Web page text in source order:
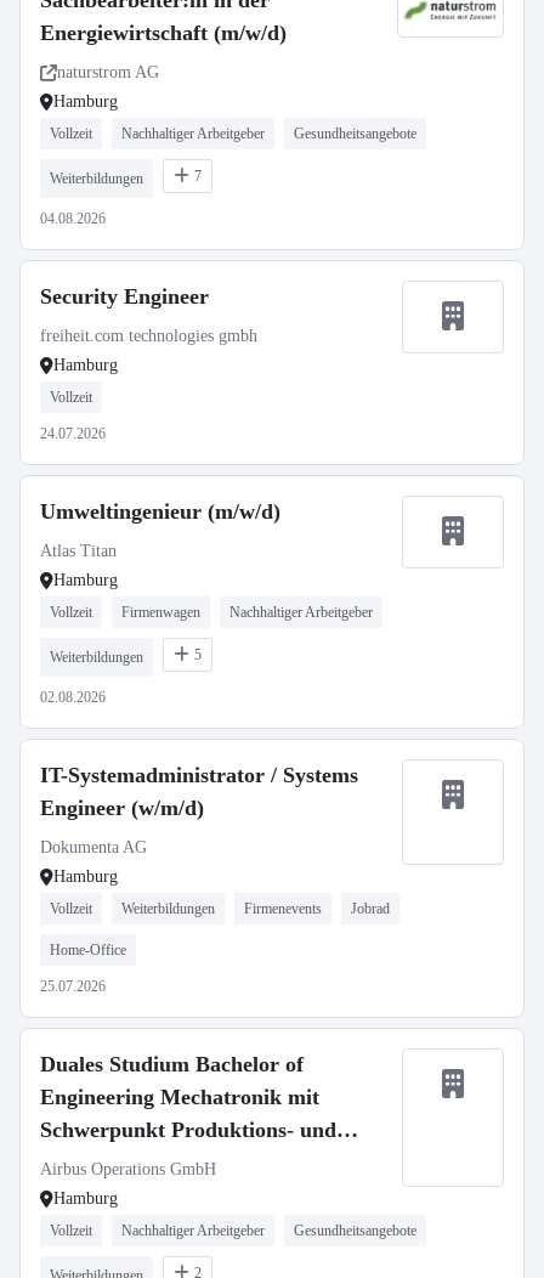
Energiewirtschaft (m/w/d)
naturstrom AG
Hamburg
Vollzeit Nachhaltiger Arbeitgeber Gesundheitsangebote
Weiterbildungen 7
04.08.2026
Security Engineer
freiheit.com technologies gmbh
Hamburg
Vollzeit
24.07.2026
Umweltingenieur (m/w/d)
Atlas Titan
Hamburg
Vollzeit Firmenwagen Nachhaltiger Arbeitgeber
Weiterbildungen 5
02.08.2026
IT-Systemadministrator / Systems
Engineer (w/m/d)
Dokumenta AG
Hamburg
Vollzeit Weiterbildungen Firmenevents Jobrad
Home-Office
25.07.2026
Duales Studium Bachelor of
Engineering Mechatronik mit
Schwerpunkt Produktions- und
Automatisierungstechnik (d/m/w)
Airbus Operations GmbH
Hamburg
Vollzeit Nachhaltiger Arbeitgeber Gesundheitsangebote
2